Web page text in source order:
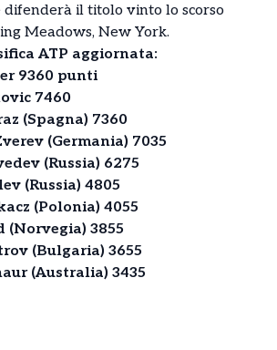
difenderà il titolo vinto lo scorso
Meadows, New York.
ATP aggiornata:
9360 punti
7460
(Spagna) 7360
(Germania) 7035
(Russia) 6275
(Russia) 4805
(Polonia) 4055
(Norvegia) 3855
(Bulgaria) 3655
(Australia) 3435